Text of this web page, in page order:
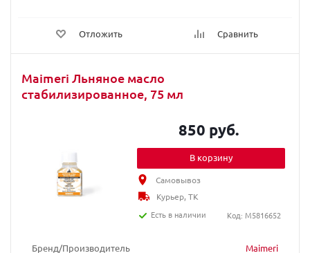
Отложить Сравнить
Maimeri Льняное масло
стабилизированное, 75 мл
Бренд/Производитель
Maimeri
850 руб.
В корзину
Самовывоз
Курьер, ТК
Есть в наличии
Код: M5816652